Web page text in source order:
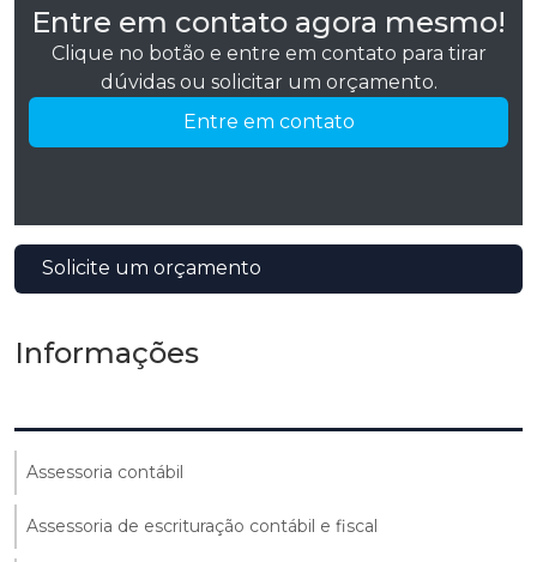
Entre em contato agora mesmo!
Clique no botão e entre em contato para tirar
dúvidas ou solicitar um orçamento.
Entre em contato
Solicite um orçamento
Informações
Assessoria contábil
Assessoria de escrituração contábil e fiscal